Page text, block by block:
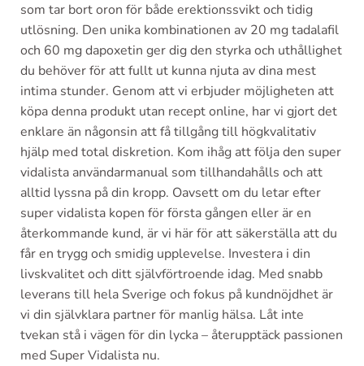
som tar bort oron för både erektionssvikt och tidig
utlösning. Den unika kombinationen av 20 mg tadalafil
och 60 mg dapoxetin ger dig den styrka och uthållighet
du behöver för att fullt ut kunna njuta av dina mest
intima stunder. Genom att vi erbjuder möjligheten att
köpa denna produkt utan recept online, har vi gjort det
enklare än någonsin att få tillgång till högkvalitativ
hjälp med total diskretion. Kom ihåg att följa den super
vidalista användarmanual som tillhandahålls och att
alltid lyssna på din kropp. Oavsett om du letar efter
super vidalista kopen för första gången eller är en
återkommande kund, är vi här för att säkerställa att du
får en trygg och smidig upplevelse. Investera i din
livskvalitet och ditt självförtroende idag. Med snabb
leverans till hela Sverige och fokus på kundnöjdhet är
vi din självklara partner för manlig hälsa. Låt inte
tvekan stå i vägen för din lycka – återupptäck passionen
med Super Vidalista nu.